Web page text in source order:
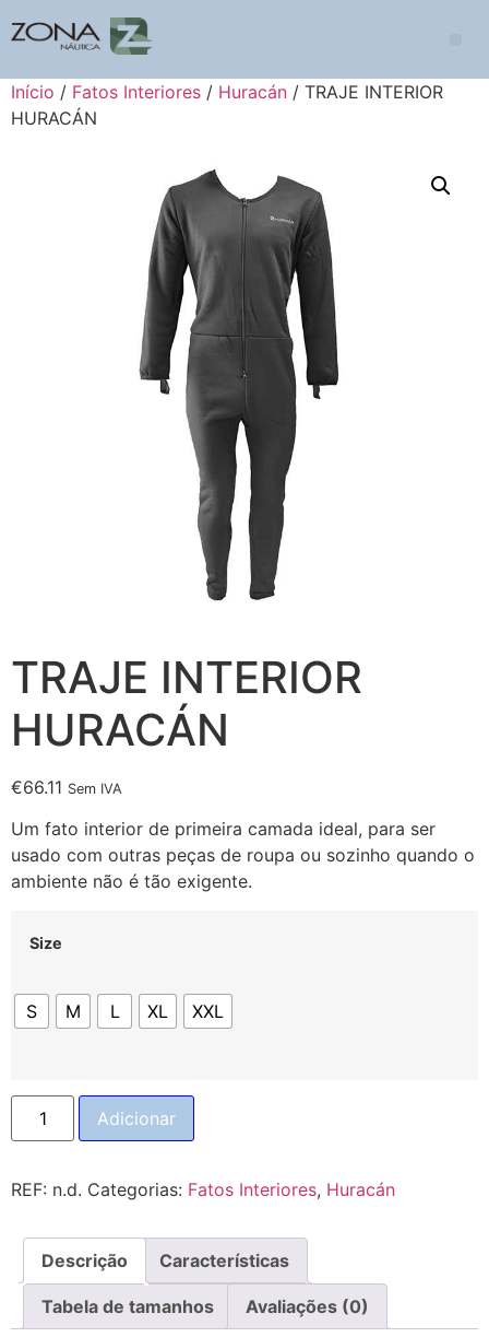
Início / Fatos Interiores / Huracán / TRAJE INTERIOR
HURACÁN
TRAJE INTERIOR
HURACÁN
€66.11 Sem IVA
Um fato interior de primeira camada ideal, para ser
usado com outras peças de roupa ou sozinho quando o
ambiente não é tão exigente.
Size
S M L XL XXL
Adicionar
REF: n.d. Categorias: Fatos Interiores, Huracán
Descrição Características
Tabela de tamanhos Avaliações (0)